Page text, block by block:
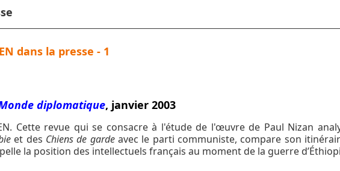
dans la presse - 1
diplomatique, janvier 2003
Cette revue qui se consacre à l'étude de l'œuvre de Paul Nizan
et des Chiens de gardeavec le parti communiste, compare son
la position des intellectuels français au moment de la guerre